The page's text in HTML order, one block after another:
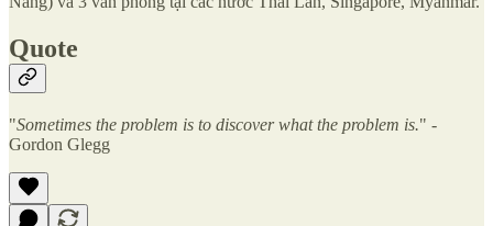
Quote
"Sometimes the problem is to discover what the problem is." -
Gordon Glegg